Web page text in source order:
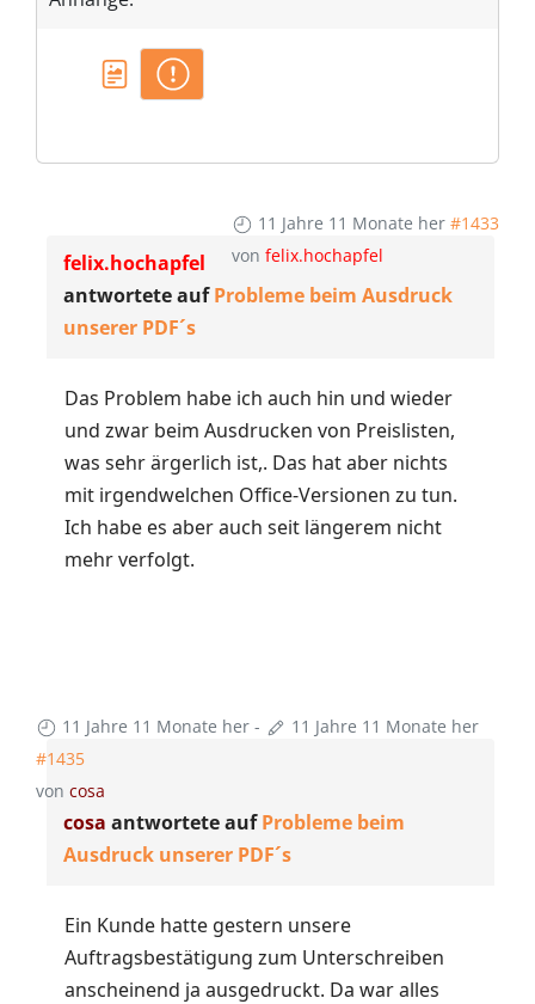
11 Jahre 11 Monate her #1433
von felix.hochapfel
felix.hochapfel
antwortete aufProbleme beim Ausdruck
unserer PDF´s
Das Problem habe ich auch hin und wieder
und zwar beim Ausdrucken von Preislisten,
was sehr ärgerlich ist,. Das hat aber nichts
mit irgendwelchen Office-Versionen zu tun.
Ich habe es aber auch seit längerem nicht
mehr verfolgt.
11 Jahre 11 Monate her -
11 Jahre 11 Monate her
#1435
von cosa
cosa antwortete aufProbleme beim
Ausdruck unserer PDF´s
Ein Kunde hatte gestern unsere
Auftragsbestätigung zum Unterschreiben
anscheinend ja ausgedruckt. Da war alles